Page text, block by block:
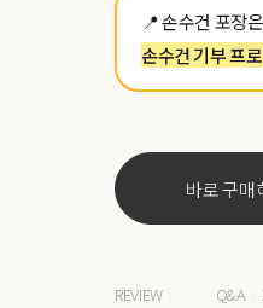
📍 손수건 포장
손수건 기부 프
바로 구매
REVIEW Q&A